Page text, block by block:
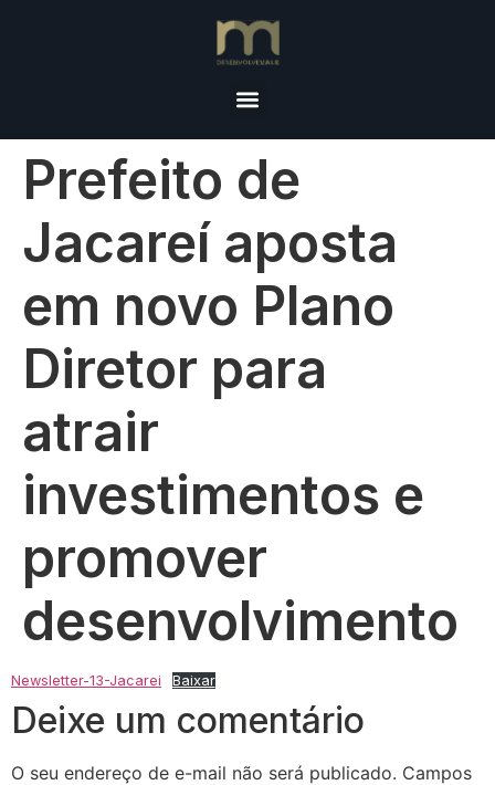
Prefeito de
Jacareí aposta
em novo Plano
Diretor para
atrair
investimentos e
promover
desenvolvimento
Newsletter-13-Jacarei Baixar
Deixe um comentário
O seu endereço de e-mail não será publicado. Campos